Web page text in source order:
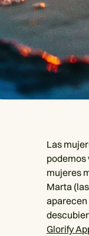
Las
podemos
mujeres
Marta
aparecen
Glorify